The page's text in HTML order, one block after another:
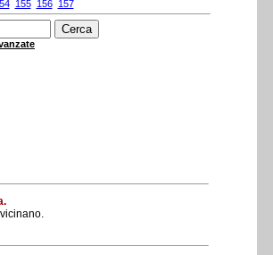
155 156 157